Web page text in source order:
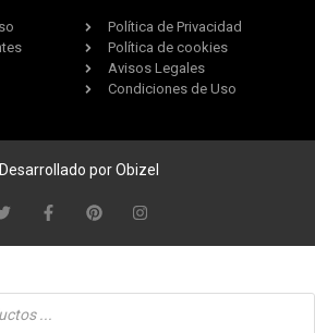
Política de Privacidad
Política de cookies
Avisos Legales
Condiciones de Uso
por Obizel